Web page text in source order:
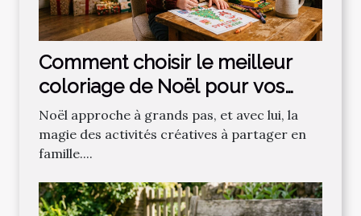
Comment choisir le meilleur
coloriage de Noël pour vos
enfants ?
Noël approche à grands pas, et avec lui, la
magie des activités créatives à partager en
famille....